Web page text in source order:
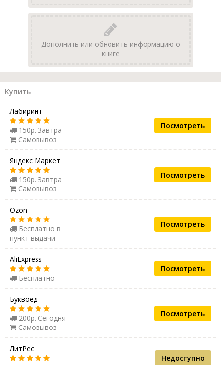
Дополнить или обновить информацию о
книге
Купить
Лабиринт
150р. Завтра
Самовывоз
Посмотреть
Яндекс Маркет
150р. Завтра
Самовывоз
Посмотреть
Ozon
Бесплатно в
пункт выдачи
Посмотреть
AliExpress
Бесплатно
Посмотреть
Буквоед
200р. Сегодня
Самовывоз
Посмотреть
ЛитРес
Недоступно